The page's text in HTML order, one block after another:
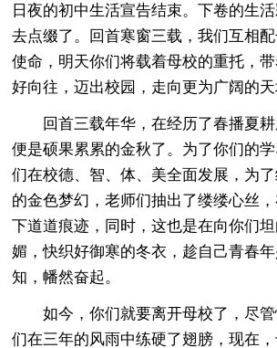
日夜的初中生活宣告结束。下卷的生
去点缀了。回首寒窗三载，我们互相
使命，明天你们将载着母校的重托，
好向往，迈出校园，走向更为广阔的天
回首三载年华，在经历了春播夏耕
便是硕果累累的金秋了。为了你们的
们在校德、智、体、美全面发展，为
的金色梦幻，老师们抽出了缕缕心丝
下道道痕迹，同时，这也是在向你们
媚，快织好御寒的冬衣，趁自己青春
知，幡然奋起。
如今，你们就要离开母校了，尽
们在三年的风雨中练硬了翅膀，现在